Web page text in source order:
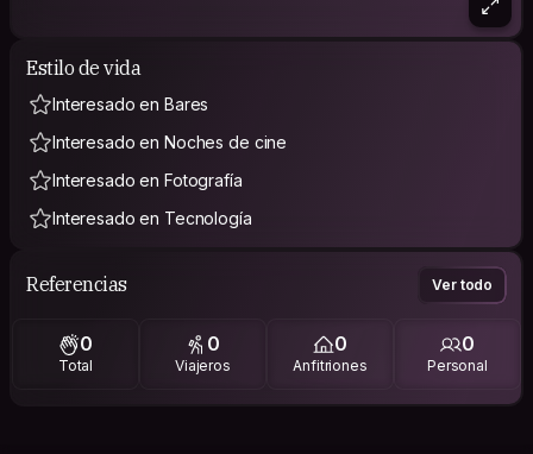
Estilo de vida
Interesado en Bares
Interesado en Noches de cine
Interesado en Fotografía
Interesado en Tecnología
Referencias Ver todo
0
Total
0
Viajeros
0
Anfitriones
0
Personal